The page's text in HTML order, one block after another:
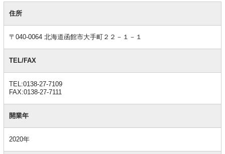
本住所
〒040-0064 北海道函館市大手町２２－１－１
TEL/FAX
TEL:0138-27-7109
FAX:0138-27-7111
開業年
2020年